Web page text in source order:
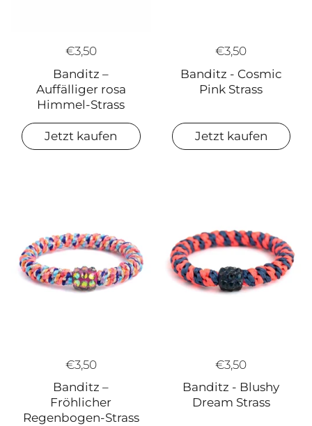
€3,50
Banditz –
Auffälliger rosa
Himmel-Strass
Jetzt kaufen
€3,50
Banditz - Cosmic
Pink Strass
Jetzt kaufen
€3,50
Banditz –
Fröhlicher
Regenbogen-Strass
€3,50
Banditz - Blushy
Dream Strass